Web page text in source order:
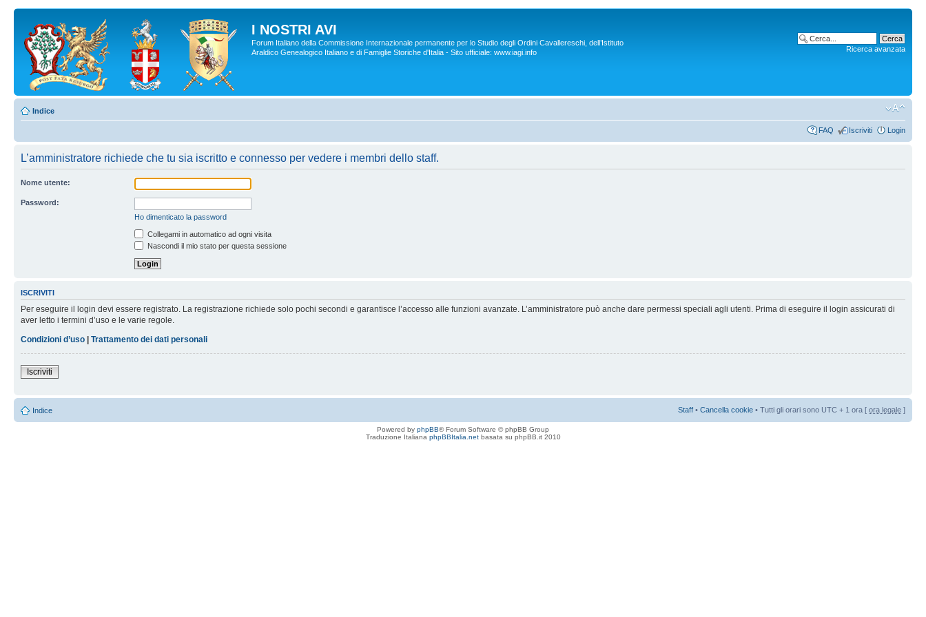
I NOSTRI AVI
Forum Italiano della Commissione Internazionale permanente per lo Studio degli Ordini Cavallereschi, dell’Istituto
Araldico Genealogico Italiano e di Famiglie Storiche d'Italia - Sito ufficiale: www.iagi.info
Ricerca avanzata
Indice
FAQ Iscriviti Login
L’amministratore richiede che tu sia iscritto e connesso per vedere i membri dello staff.
Nome utente:
Password:
Ho dimenticato la password
Collegami in automatico ad ogni visita
Nascondi il mio stato per questa sessione
ISCRIVITI
Per eseguire il login devi essere registrato. La registrazione richiede solo pochi secondi e garantisce l’accesso alle funzioni avanzate. L’amministratore può anche dare permessi speciali agli utenti. Prima di eseguire il login assicurati di
aver letto i termini d’uso e le varie regole.
Condizioni d’uso | Trattamento dei dati personali
Iscriviti
Indice Staff • Cancella cookie • Tutti gli orari sono UTC + 1 ora [ ora legale ]
Powered by phpBB® Forum Software © phpBB Group
Traduzione Italiana phpBBItalia.netbasata su phpBB.it 2010